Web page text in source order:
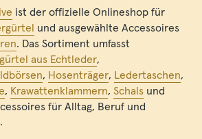
ist der offizielle Onlineshop für
und ausgewählte Accessoires
. Das Sortiment umfasst
aus Echtleder,
, Hosenträger, Ledertaschen,
, Krawattenklammern, Schals und
für Alltag, Beruf und